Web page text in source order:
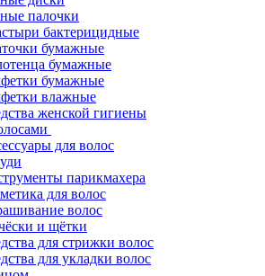
палочки
бактерицидные
бумажные
бумажные
бумажные
влажные
женской гигиены
для волос
парикмахера
для волос
волос
и щётки
для стрижки волос
для укладки волос